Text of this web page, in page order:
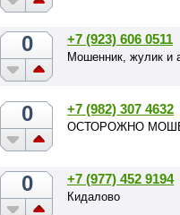
0 +7 (923) 606 0511
Мошенник, жулик и
0 +7 (982) 307 4632
ОСТОРОЖНО
0 +7 (977) 452 9194
Кидалово